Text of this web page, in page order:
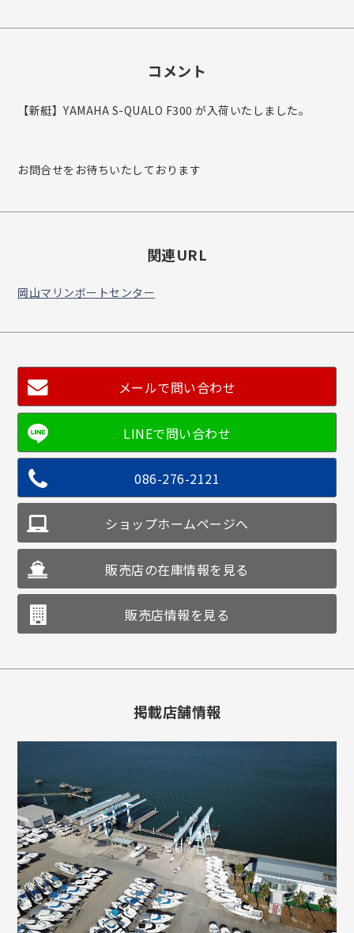
コメント
【新艇】YAMAHA S-QUALO F300 が入荷いたしました。
お問合せをお待ちいたしております
関連URL
岡山マリンボートセンター
メールで問い合わせ
086-276-2121
ショップホームページへ
販売店の在庫情報を見る
販売店情報を見る
掲載店舗情報